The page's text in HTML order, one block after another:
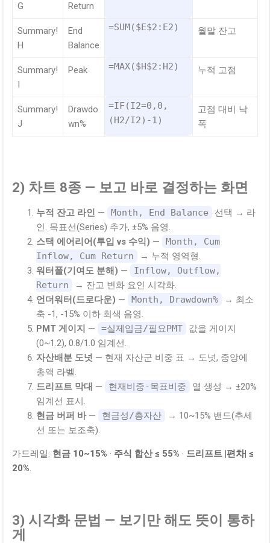
G
Return
Summary!
H
End
Balance
=SUM($E$2:E2) 월말 잔고
Summary!
Peak =MAX($H$2:H2) 누적 고점
Summary!
J
Drawdo
wn%
=IF(I2=0,0,
(H2/I2)-1)
고점 대비 낙
폭
2) 차트 8종 — 보고 바로 결정하는 화면
누적 잔고 라인 — Month, End Balance
선택 → 라
인. 목표선(Series) 추가, ±5% 음영.
스택 에어리어(투입 vs 수익) —
Month, Cum
Inflow, Cum Return
→ 누적 영역형.
워터폴(기여도 분해) —
Inflow, Outflow,
Return
→ 잔고 변화 요인 시각화.
언더워터(드로다운) — Month, Drawdown%
→ 최소
축 -1, -15% 이하 회색 음영.
PMT 게이지 — =실제입금/필요PMT
값을 게이지
(0~1.2), 0.8/1.0 임계선.
자산배분 도넛 — 현재 자산군 비중 표 → 도넛, 중앙에
총액 라벨.
드리프트 막대 — 현재비중-목표비중
열 생성 → ±20%
임계선 표시.
현금 버퍼 바— 현금성/총자산
→ 10~15% 밴드(추세
선 또는 보조축).
가드레일: 현금 10~15% · 주식 합산 ≤ 55% · 드리프트 |편차| ≤
20%.
3) 시각화 문법 — 보기만 해도 뜻이 통하
게